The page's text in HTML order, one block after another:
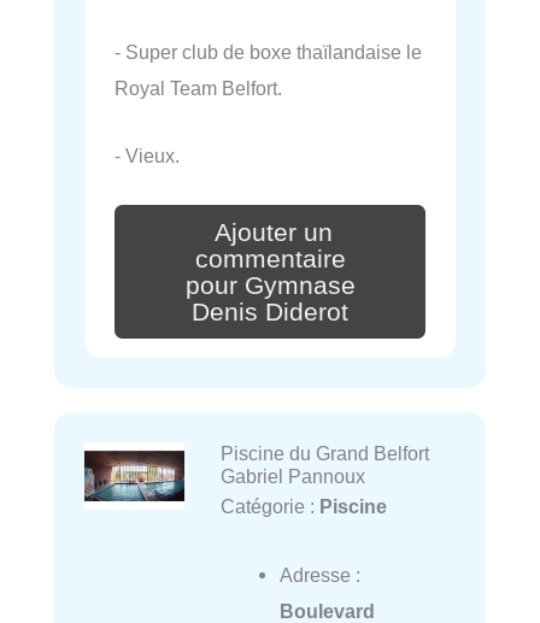
- Super club de boxe thaïlandaise le
Royal Team Belfort.
- Vieux.
Ajouter un
commentaire
pour Gymnase
Denis Diderot
Piscine du Grand Belfort
Gabriel Pannoux
Catégorie : Piscine
Adresse :
Boulevard